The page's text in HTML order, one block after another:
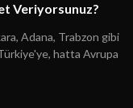
Veriyorsunuz?
Adana, Trabzon gibi
hatta Avrupa